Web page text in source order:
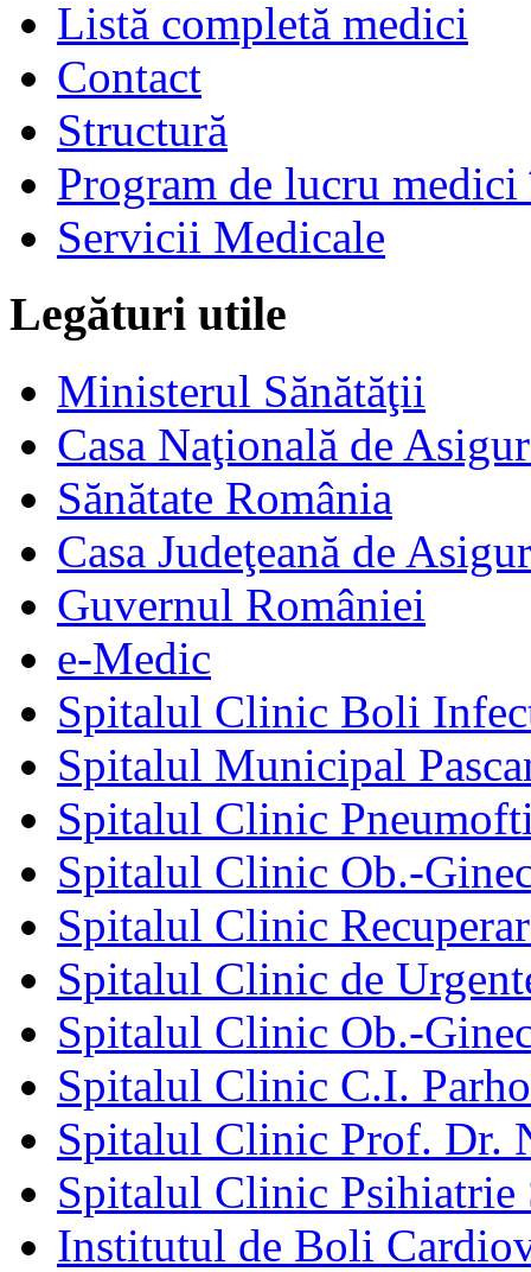
Listă completă medici
Contact
Structură
Program de lucru
Servicii Medicale
Legături utile
Ministerul Sănătăţii
Casa Naţională de
Sănătate România
Casa Judeţeană de
Guvernul României
e-Medic
Spitalul Clinic Boli
Spitalul Municipal
Spitalul Clinic
Spitalul Clinic Ob.-
Spitalul Clinic
Spitalul Clinic de
Spitalul Clinic Ob.-
Spitalul Clinic C.I.
Spitalul Clinic Prof. Dr.
Spitalul Clinic Psihiatrie
Institutul de Boli